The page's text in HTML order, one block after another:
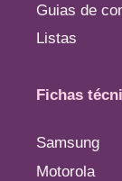
Guias de
Listas
Fichas
Samsung
Motorola